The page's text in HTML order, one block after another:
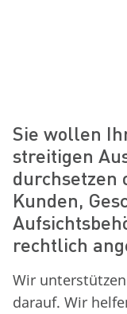
Sie wollen
streitigen
durchsetzen
Kunden,
rechtlich
Wir
darauf. Wir